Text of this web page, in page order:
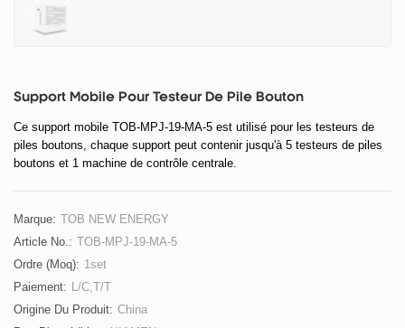
Support Mobile Pour Testeur De Pile Bouton
Ce support mobile TOB-MPJ-19-MA-5 est utilisé pour les testeurs de
piles boutons, chaque support peut contenir jusqu'à 5 testeurs de piles
boutons et 1 machine de contrôle centrale.
Marque: TOB NEW ENERGY
Article No.: TOB-MPJ-19-MA-5
Ordre (moq): 1set
Paiement: L/C,T/T
Origine Du Produit: China